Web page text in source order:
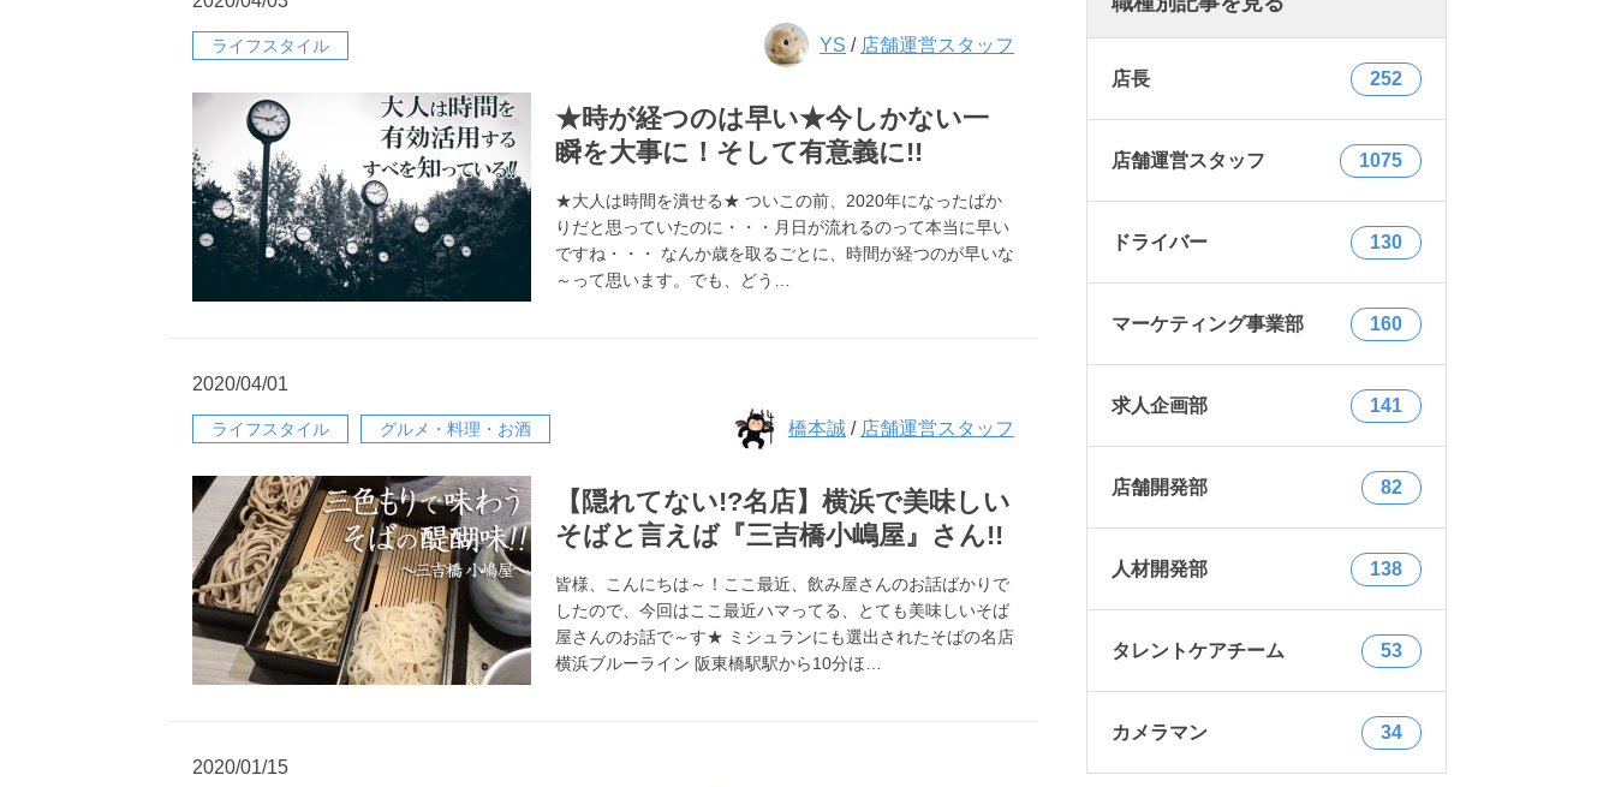
ライフスタイル YS / 店舗運営スタッフ
★時が経つのは早い★今しかない一
瞬を大事に！そして有意義に!!
★大人は時間を潰せる★ ついこの前、2020年になったばか
りだと思っていたのに・・・月日が流れるのって本当に早い
ですね・・・ なんか歳を取るごとに、時間が経つのが早いな
～って思います。でも、どう…
2020/04/01
ライフスタイル グルメ・料理・お酒 橋本誠 / 店舗運営スタッフ
【隠れてない!?名店】横浜で美味しい
そばと言えば『三吉橋小嶋屋』さん!!
皆様、こんにちは～！ここ最近、飲み屋さんのお話ばかりで
したので、今回はここ最近ハマってる、とても美味しいそば
屋さんのお話で～す★ ミシュランにも選出されたそばの名店
横浜ブルーライン 阪東橋駅駅から10分ほ…
2020/01/15
店長 252
店舗運営スタッフ 1075
ドライバー 130
マーケティング事業部 160
求人企画部 141
店舗開発部 82
人材開発部 138
タレントケアチーム 53
カメラマン 34